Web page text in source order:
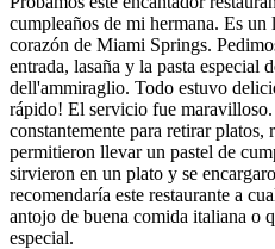
cumpleaños de mi hermana. Es
corazón de Miami Springs.
entrada, lasaña y la pasta especial
dell'ammiraglio. Todo estuvo
rápido! El servicio fue
constantemente para retirar platos,
permitieron llevar un pastel de
sirvieron en un plato y se
recomendaría este restaurante a
antojo de buena comida italiana o
especial.